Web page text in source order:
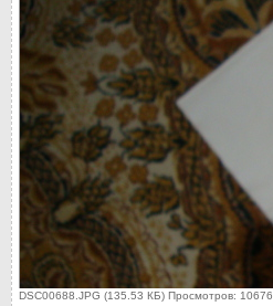
DSC00688.JPG (135.53 КБ) Просмотров: 10676